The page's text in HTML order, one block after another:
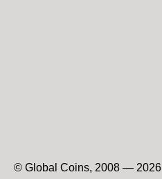
© Global Coins, 2008 — 2026